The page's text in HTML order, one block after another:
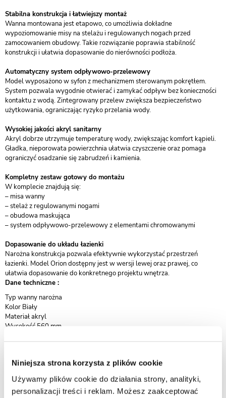
Niniejsza strona korzysta z plików cookie
Używamy plików cookie do działania strony, analityki,
personalizacji treści i reklam. Możesz zaakceptować
Stabilna konstrukcja i łatwiejszy montaż
Wanna montowana jest etapowo, co umożliwia dokładne
wypoziomowanie misy na stelażu i regulowanych nogach przed
zamocowaniem obudowy. Takie rozwiązanie poprawia stabilność
konstrukcji i ułatwia dopasowanie do nierówności podłoża.
Automatyczny system odpływowo-przelewowy
Model wyposażono w syfon z mechanizmem sterowanym pokrętłem.
System pozwala wygodnie otwierać i zamykać odpływ bez konieczności
kontaktu z wodą. Zintegrowany przelew zwiększa bezpieczeństwo
użytkowania, ograniczając ryzyko przelania wody.
Wysokiej jakości akryl sanitarny
Akryl dobrze utrzymuje temperaturę wody, zwiększając komfort kąpieli.
Gładka, nieporowata powierzchnia ułatwia czyszczenie oraz pomaga
ograniczyć osadzanie się zabrudzeń i kamienia.
Kompletny zestaw gotowy do montażu
W komplecie znajdują się:
– misa wanny
– stelaż z regulowanymi nogami
– obudowa maskująca
– system odpływowo-przelewowy z elementami chromowanymi
Dopasowanie do układu łazienki
Narożna konstrukcja pozwala efektywnie wykorzystać przestrzeń
łazienki. Model Orion dostępny jest w wersji lewej oraz prawej, co
ułatwia dopasowanie do konkretnego projektu wnętrza.
Dane techniczne :
​Typ wanny narożna
Kolor Biały
Materiał akryl
Wysokość 560 mm
Gwarancja 24 miesiące